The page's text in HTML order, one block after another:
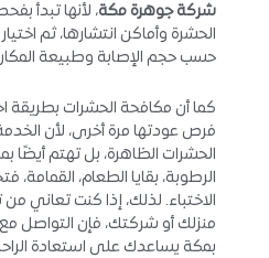
شركة جوهرة مكة، لأنها تبدأ
الحشرة وأماكن انتشارها، ثم
حسب حجم الإصابة وطبيعة
كما أن مكافحة الحشرات بطريقة
فرص عودتها مرة أخرى، لأن
الحشرات الظاهرة، بل تهتم أيضًا
الرطوبة، بقايا الطعام،
الاختباء. لذلك، إذا كنت تعاني
منزلك أو شركتك، فإن التواصل
بمكة يساعدك على استعادة